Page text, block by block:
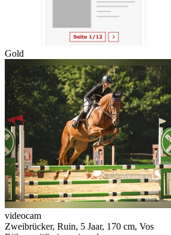
Gold
videocam
Zweibrücker, Ruin, 5 Jaar, 170 cm, Vos